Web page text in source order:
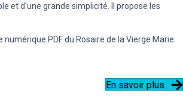
et d'une grande simplicité. Il propose les
numérique PDF du Rosaire de la Vierge Marie.
En savoir plus